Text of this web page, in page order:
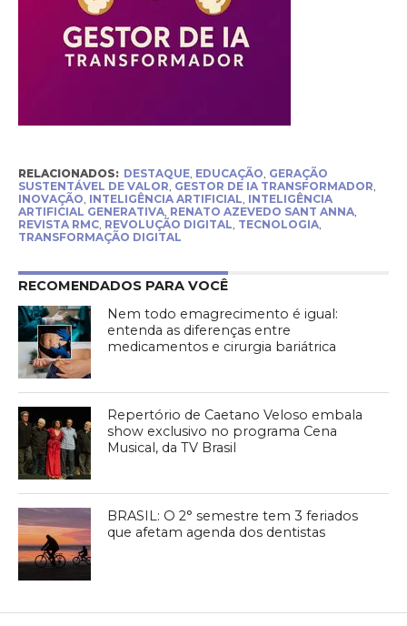
RELACIONADOS: DESTAQUE, EDUCAÇÃO, GERAÇÃO
SUSTENTÁVEL DE VALOR, GESTOR DE IA TRANSFORMADOR,
INOVAÇÃO, INTELIGÊNCIA ARTIFICIAL, INTELIGÊNCIA
ARTIFICIAL GENERATIVA, RENATO AZEVEDO SANT ANNA,
REVISTA RMC, REVOLUÇÃO DIGITAL, TECNOLOGIA,
TRANSFORMAÇÃO DIGITAL
RECOMENDADOS PARA VOCÊ
Nem todo emagrecimento é igual:
entenda as diferenças entre
medicamentos e cirurgia bariátrica
Repertório de Caetano Veloso embala
show exclusivo no programa Cena
Musical, da TV Brasil
BRASIL: O 2° semestre tem 3 feriados
que afetam agenda dos dentistas